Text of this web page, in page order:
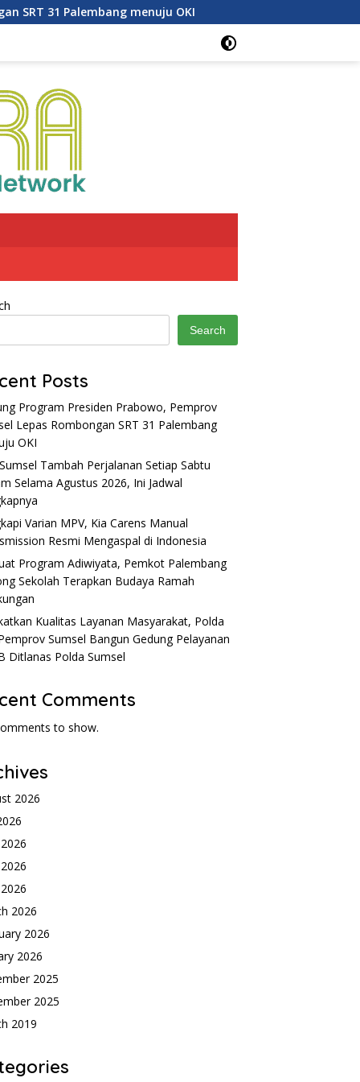
OKI LRT Sumsel Tambah Perjalanan Setiap
Search
Posts
Program Presiden Prabowo, Pemprov
Lepas Rombongan SRT 31 Palembang
OKI
Tambah Perjalanan Setiap Sabtu
Selama Agustus 2026, Ini Jadwal
Varian MPV, Kia Carens Manual
Resmi Mengaspal di Indonesia
Program Adiwiyata, Pemkot Palembang
Sekolah Terapkan Budaya Ramah
Kualitas Layanan Masyarakat, Polda
Sumsel Bangun Gedung Pelayanan
Ditlanas Polda Sumsel
Comments
to show.
2026
2026
2026
2026
2025
2025
2019